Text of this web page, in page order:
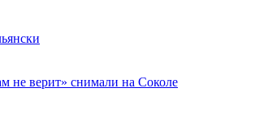
не верит» снимали на Соколе